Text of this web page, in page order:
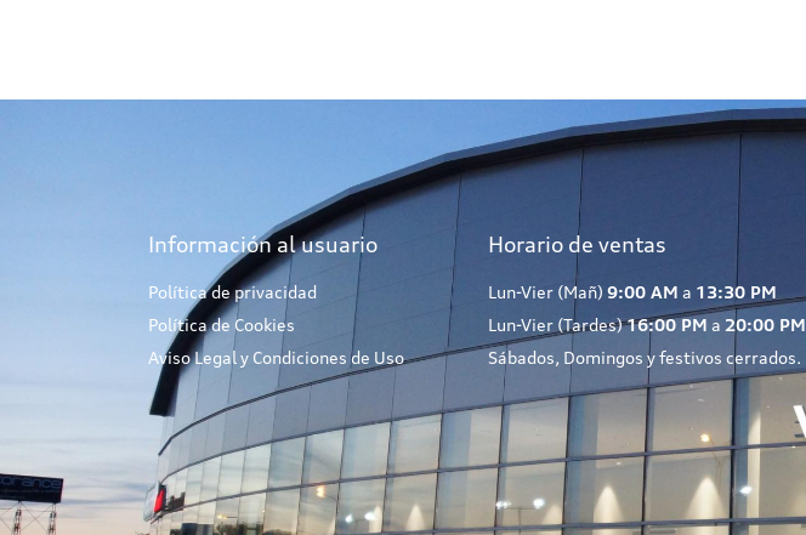
Información al usuario
Política de privacidad
Política de Cookies
Aviso Legal y Condiciones de Uso
Horario de ventas
Lun-Vier (Mañ) 9:00 AM a 13:30 PM
Lun-Vier (Tardes)16:00 PM a 20:00 PM
Sábados, Domingos y festivos cerrados.